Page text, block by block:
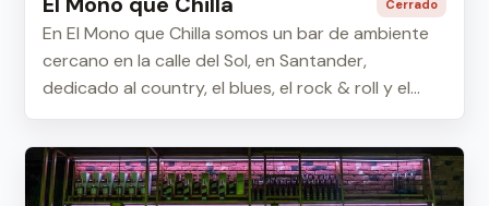
Cerrado
En El Mono que Chilla somos un bar de ambiente
cercano en la calle del Sol, en Santander,
dedicado al country, el blues, el rock & roll y el...